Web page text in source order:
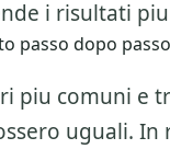
i risultati
passo dopo passo
piu comuni e
uguali. In